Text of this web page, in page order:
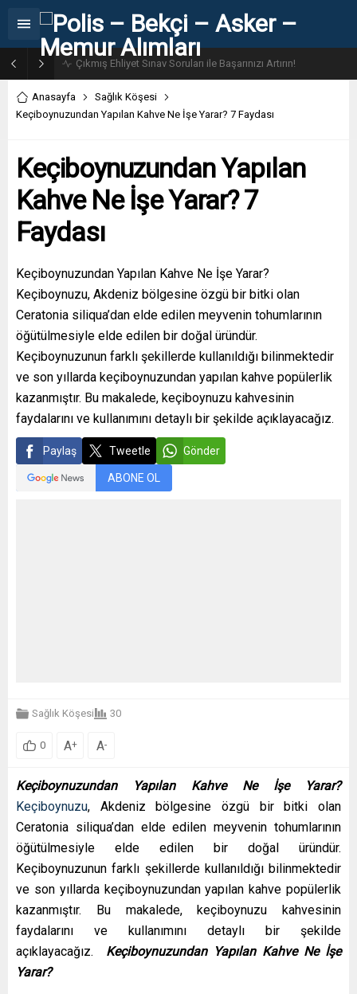
Anasayfa
Sağlık Köşesi
Keçiboynuzundan Yapılan Kahve Ne İşe Yarar? 7 Faydası
Keçiboynuzundan Yapılan
Kahve Ne İşe Yarar? 7
Faydası
Keçiboynuzundan Yapılan Kahve Ne İşe Yarar?
Keçiboynuzu, Akdeniz bölgesine özgü bir bitki olan
Ceratonia siliqua’dan elde edilen meyvenin tohumlarının
öğütülmesiyle elde edilen bir doğal üründür.
Keçiboynuzunun farklı şekillerde kullanıldığı bilinmektedir
ve son yıllarda keçiboynuzundan yapılan kahve popülerlik
kazanmıştır. Bu makalede, keçiboynuzu kahvesinin
faydalarını ve kullanımını detaylı bir şekilde açıklayacağız.
Paylaş Tweetle Gönder
ABONE OL
Sağlık Köşesi 30
0 A+ A-
Keçiboynuzundan Yapılan Kahve Ne İşe Yarar?
Keçiboynuzu, Akdeniz bölgesine özgü bir bitki olan
Ceratonia siliqua’dan elde edilen meyvenin tohumlarının
öğütülmesiyle elde edilen bir doğal üründür.
Keçiboynuzunun farklı şekillerde kullanıldığı bilinmektedir
ve son yıllarda keçiboynuzundan yapılan kahve popülerlik
kazanmıştır. Bu makalede, keçiboynuzu kahvesinin
faydalarını ve kullanımını detaylı bir şekilde
açıklayacağız.
Keçiboynuzundan Yapılan Kahve Ne İşe
Yarar?